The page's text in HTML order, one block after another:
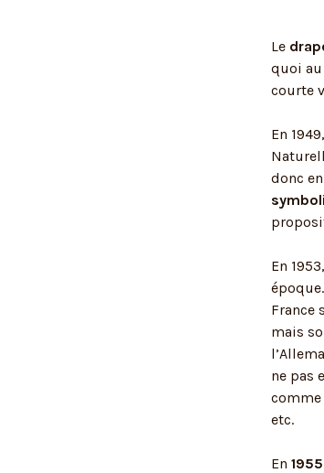
Le
quoi au
courte
En
donc
En
France
mais
ne pas
comme
etc.
En 1955